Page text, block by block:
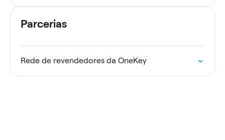
Parcerias
Rede de revendedores da OneKey